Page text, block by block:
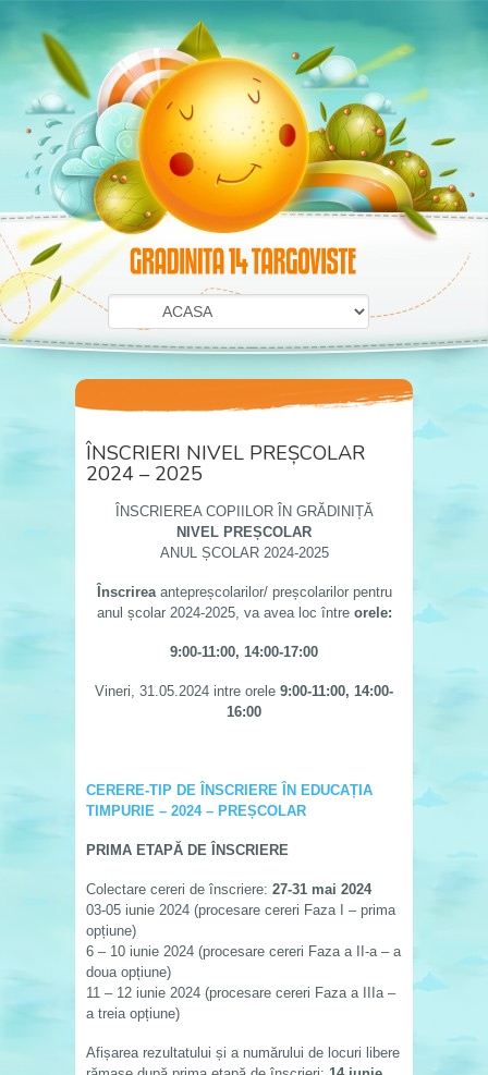
ÎNSCRIERI NIVEL PREȘCOLAR
2024 – 2025
ÎNSCRIEREA COPIILOR ÎN GRĂDINIȚĂ
NIVEL PREȘCOLAR
ANUL ȘCOLAR 2024-2025
Înscrireaantepreșcolarilor/ preșcolarilor pentru
anul școlar 2024-2025, va avea loc între orele:
9:00-11:00, 14:00-17:00
Vineri, 31.05.2024 intre orele 9:00-11:00, 14:00-
16:00
CERERE-TIP DE ÎNSCRIERE ÎN EDUCAȚIA
TIMPURIE – 2024 – PREȘCOLAR
PRIMA ETAPĂ DE ÎNSCRIERE
Colectare cereri de înscriere: 27-31 mai 2024
03-05 iunie 2024 (procesare cereri Faza I – prima
opțiune)
6 – 10 iunie 2024 (procesare cereri Faza a II-a – a
doua opțiune)
11 – 12 iunie 2024 (procesare cereri Faza a IIIa –
a treia opțiune)
Afișarea rezultatului și a numărului de locuri libere